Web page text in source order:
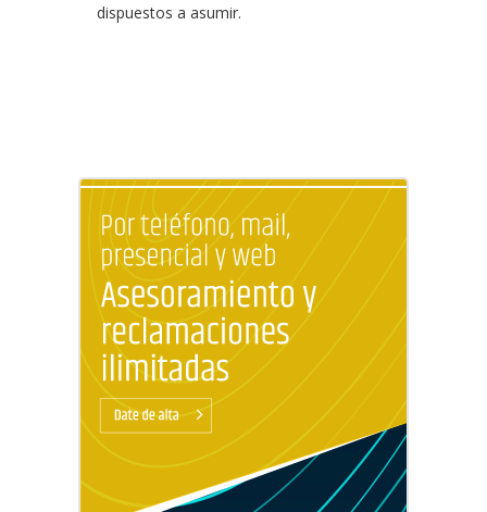
dispuestos a asumir.